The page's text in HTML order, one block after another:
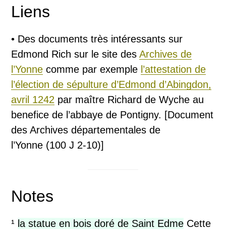
Liens
• Des documents très intéressants sur
Edmond Rich sur le site desArchives de
l’Yonne comme par exemple l’attestation de
l’élection de sépulture d’Edmond d’Abingdon,
avril 1242 par maître Richard de Wyche au
benefice de l’abbaye de Pontigny. [Document
des Archives départementales de
l’Yonne (100 J 2-10)]
Notes
¹ la statue en bois doré de Saint Edme Cette